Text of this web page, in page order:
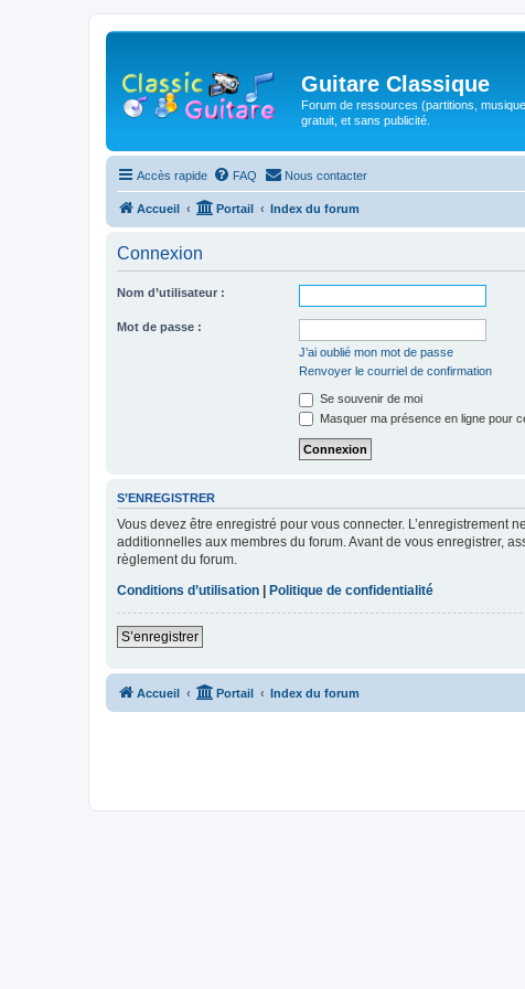
Guitare Classique
Forum de ressources (partitions,
gratuit, et sans publicité.
Accès rapide FAQ Nous contacter
Accueil Portail Index du forum
Connexion
Nom d’utilisateur :
Mot de passe :
J’ai oublié mon mot de passe
Renvoyer le courriel de confirmation
Se souvenir de moi
Masquer ma présence en ligne pour
S’ENREGISTRER
Vous devez être enregistré pour vous connecter. L’enregistrement
additionnelles aux membres du forum. Avant de vous enregistrer,
règlement du forum.
Conditions d’utilisation | Politique de confidentialité
S’enregistrer
Accueil Portail Index du forum